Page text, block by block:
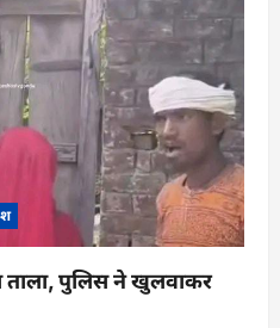
पुलिस ने खुलवाकर